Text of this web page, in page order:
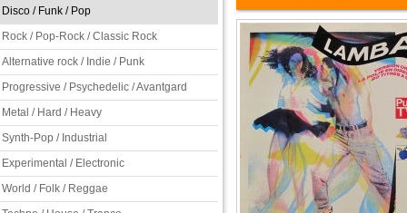
Disco / Funk / Pop
Rock / Pop-Rock / Classic Rock
Alternative rock / Indie / Punk
Progressive / Psychedelic / Avantgard
Metal / Hard / Heavy
Synth-Pop / Industrial
Experimental / Electronic
World / Folk / Reggae